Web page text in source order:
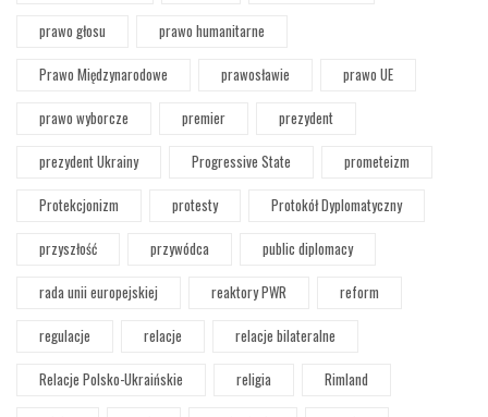
prawo głosu
prawo humanitarne
Prawo Międzynarodowe
prawosławie
prawo UE
prawo wyborcze
premier
prezydent
prezydent Ukrainy
Progressive State
prometeizm
Protekcjonizm
protesty
Protokół Dyplomatyczny
przyszłość
przywódca
public diplomacy
rada unii europejskiej
reaktory PWR
reform
regulacje
relacje
relacje bilateralne
Relacje Polsko-Ukraińskie
religia
Rimland